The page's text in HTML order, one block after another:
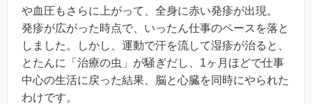
や血圧もさらに上がって、全身に赤い発疹が出現。
発疹が広がった時点で、いったん仕事のペースを落と
しました。しかし、運動で汗を流して湿疹が治ると、
とたんに「治療の虫」が騒ぎだし、1ヶ月ほどで仕事
中心の生活に戻った結果、脳と心臓を同時にやられた
わけです。